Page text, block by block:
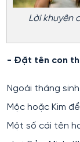
Lời khuyên
- Đặt tên con
Ngoài tháng
Mộc hoặc Kim
Một số cái tên